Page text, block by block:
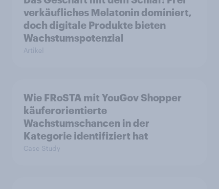
verkäufliches Melatonin dominiert,
doch digitale Produkte bieten
Wachstumspotenzial
Artikel
Wie FRoSTA mit YouGov Shopper
käuferorientierte
Wachstumschancen in der
Kategorie identifiziert hat
Case Study